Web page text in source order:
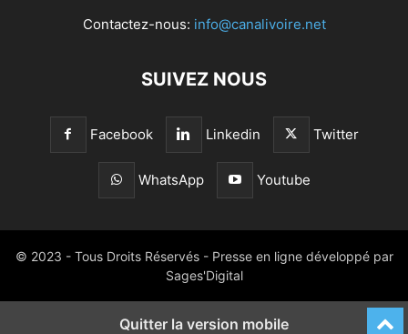
Contactez-nous: info@canalivoire.net
SUIVEZ NOUS
Facebook Linkedin Twitter
WhatsApp Youtube
© 2023 - Tous Droits Réservés - Presse en ligne développé par
Sages'Digital
Quitter la version mobile